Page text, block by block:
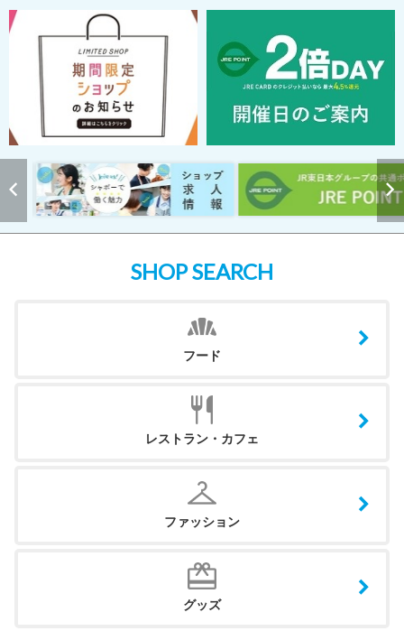
SHOP SEARCH
フード
レストラン・カフェ
ファッション
グッズ